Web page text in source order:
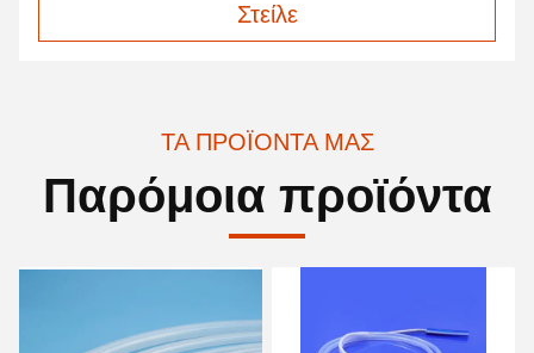
Στείλε
ΤΑ ΠΡΟΪΌΝΤΑ ΜΑΣ
Παρόμοια προϊόντα